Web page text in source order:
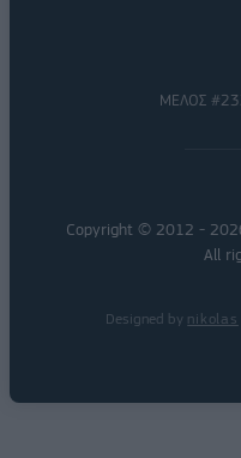
ΜΕΛΟΣ
Copyright © 2012 -
All
Designed by nikolas